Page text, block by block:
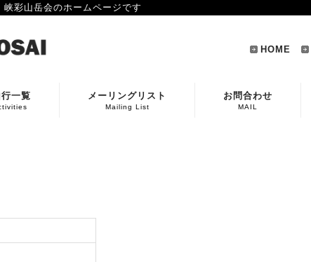
彩山岳会のホームページです
HOME
一覧 メーリングリスト
Mailing List
お問合わせ
MAIL